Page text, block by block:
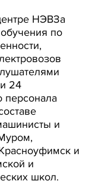
НЭВЗа
по
24
персонала
и
и
и
школ.